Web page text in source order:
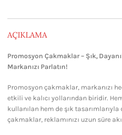
AÇIKLAMA
Promosyon Çakmaklar – Şık,
Markanızı Parlatın!
Promosyon çakmaklar, markanızı
etkili ve kalıcı yollarından biridir.
kullanılan hem de şık
çakmaklar, reklamınızı uzun süre